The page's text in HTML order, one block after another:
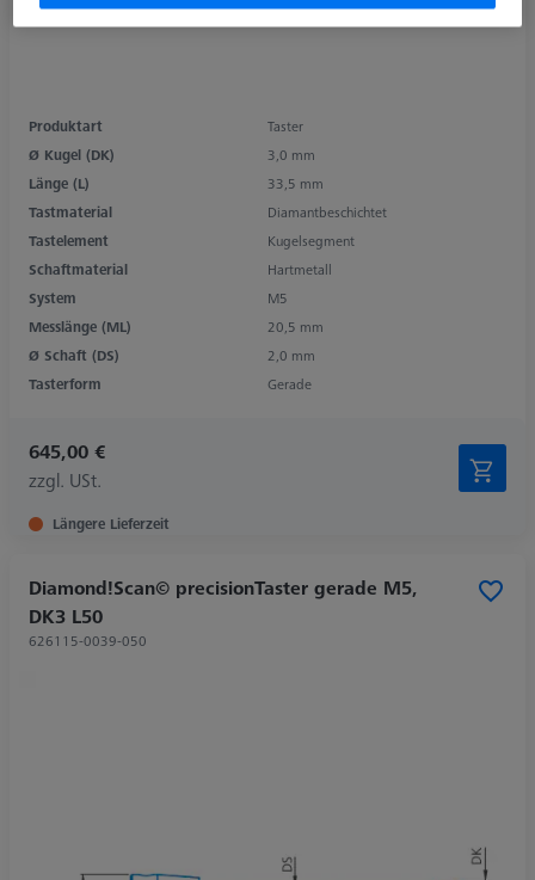
Produktart
Taster
Ø Kugel (DK)
3,0 mm
Länge (L)
33,5 mm
Tastmaterial
Diamantbeschichtet
Tastelement
Kugelsegment
Schaftmaterial
Hartmetall
System
M5
Messlänge (ML)
20,5 mm
Ø Schaft (DS)
2,0 mm
Tasterform
Gerade
645,00 €
zzgl. USt.
Längere Lieferzeit
Diamond!Scan© precisionTaster gerade M5,
DK3 L50
626115-0039-050